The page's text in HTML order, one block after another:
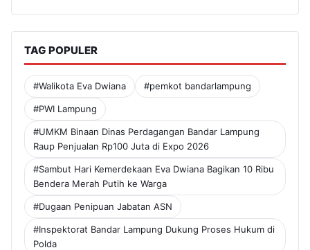
TAG POPULER
#Walikota Eva Dwiana #pemkot bandarlampung
#PWI Lampung
#UMKM Binaan Dinas Perdagangan Bandar Lampung
Raup Penjualan Rp100 Juta di Expo 2026
#Sambut Hari Kemerdekaan Eva Dwiana Bagikan 10 Ribu
Bendera Merah Putih ke Warga
#Dugaan Penipuan Jabatan ASN
#Inspektorat Bandar Lampung Dukung Proses Hukum di
Polda